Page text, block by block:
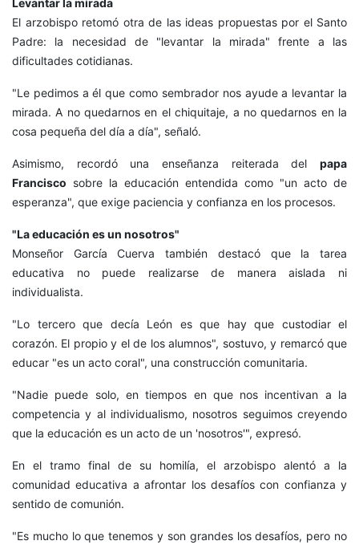
Levantar la mirada
El arzobispo retomó otra de las ideas propuestas por el Santo
Padre: la necesidad de "levantar la mirada" frente a las
dificultades cotidianas.
"Le pedimos a él que como sembrador nos ayude a levantar la
mirada. A no quedarnos en el chiquitaje, a no quedarnos en la
cosa pequeña del día a día", señaló.
Asimismo, recordó una enseñanza reiterada del papa
Francisco sobre la educación entendida como "un acto de
esperanza", que exige paciencia y confianza en los procesos.
"La educación es un nosotros"
Monseñor García Cuerva también destacó que la tarea
educativa no puede realizarse de manera aislada ni
individualista.
"Lo tercero que decía León es que hay que custodiar el
corazón. El propio y el de los alumnos", sostuvo, y remarcó que
educar "es un acto coral", una construcción comunitaria.
"Nadie puede solo, en tiempos en que nos incentivan a la
competencia y al individualismo, nosotros seguimos creyendo
que la educación es un acto de un 'nosotros'", expresó.
En el tramo final de su homilía, el arzobispo alentó a la
comunidad educativa a afrontar los desafíos con confianza y
sentido de comunión.
"Es mucho lo que tenemos y son grandes los desafíos, pero no